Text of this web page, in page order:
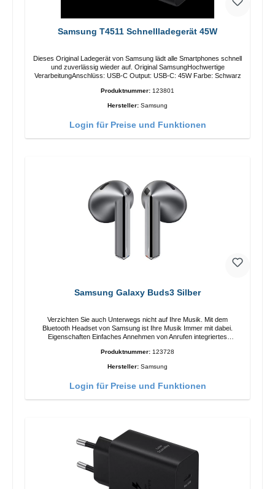
Samsung T4511 Schnellladegerät 45W
Dieses Original Ladegerät von Samsung lädt alle Smartphones schnell
und zuverlässig wieder auf. Original SamsungHochwertige
VerarbeitungAnschlüss: USB-C Output: USB-C: 45W Farbe: Schwarz
Produktnummer: 123801
Hersteller: Samsung
Login für Preise und Funktionen
Samsung Galaxy Buds3 Silber
Verzichten Sie auch Unterwegs nicht auf Ihre Musik. Mit dem
Bluetooth Headset von Samsung ist Ihre Musik Immer mit dabei.
Eigenschaften Einfaches Annehmen von Anrufen integriertes
Technische Daten: Bluetooth: 5.4 Reichweite: 10m Ladezeit: 2h
Produktnummer: 123728
Hersteller: Samsung
Login für Preise und Funktionen